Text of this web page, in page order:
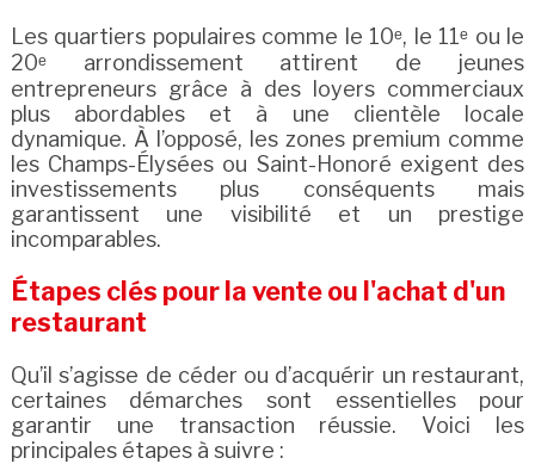
Les quartiers populaires comme le 10ᵉ, le 11ᵉ ou le
20ᵉ arrondissement attirent de jeunes
entrepreneurs grâce à des loyers commerciaux
plus abordables et à une clientèle locale
dynamique. À l’opposé, les zones premium comme
les Champs-Élysées ou Saint-Honoré exigent des
investissements plus conséquents mais
garantissent une visibilité et un prestige
incomparables.
Étapes clés pour la vente ou l'achat d'un
restaurant
Qu’il s’agisse de céder ou d’acquérir un restaurant,
certaines démarches sont essentielles pour
garantir une transaction réussie. Voici les
principales étapes à suivre :